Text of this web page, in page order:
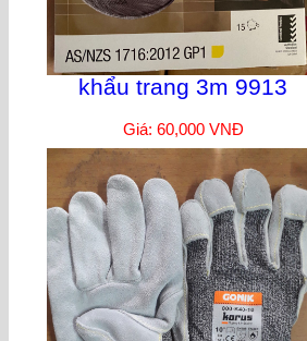
khẩu trang 3m 9913
Giá: 60,000 VNĐ